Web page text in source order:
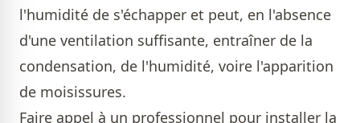
l'humidité de s'échapper et peut, en l'absence
d'une ventilation suffisante, entraîner de la
condensation, de l'humidité, voire l'apparition
de moisissures.
Faire appel à un professionnel pour installer la